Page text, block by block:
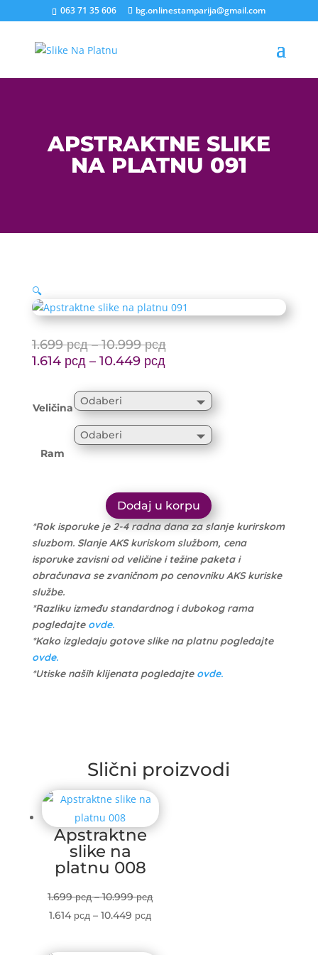
063 71 35 606 bg.onlinestamparija@gmail.com
APSTRAKTNE SLIKE
NA PLATNU 091
🔍
1.699рсд – 10.999рсдPrice
through
10.999 рсд
1.614 рсд – 10.449 рсдPrice
1.614 рсд
through
10.449 рсд
Veličina
Ram
Dodaj u korpu
*Rok isporuke je 2-4 radna dana za slanje kurirskom
sluzbom. Slanje AKS kuriskom službom, cena
isporuke zavisni od veličine i težine paketa i
obračunava se zvaničnom po cenovniku AKS kuriske
službe.
*Razliku između standardnog i dubokog rama
pogledajte ovde.
*Kako izgledaju gotove slike na platnu pogledajte
ovde.
*Utiske naših klijenata pogledajte ovde.
Slični proizvodi
Apstraktne
slike na
platnu 008
1.699рсд – 10.999рсдPrice
1.614 рсд – 10.449 рсд